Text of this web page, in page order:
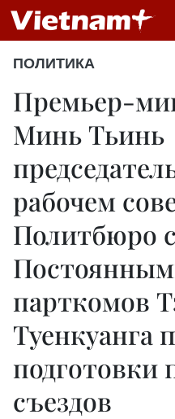
ПОЛИТИКА
Премьер-
Минь Тьинь
рабочем
Политбюро с
парткомов
Туенкуанга
подготовки
съездов